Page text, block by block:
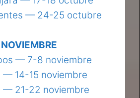
— 24-25 octubre
NOVIEMBRE
— 7-8 noviembre
— 14-15 noviembre
— 21-22 noviembre